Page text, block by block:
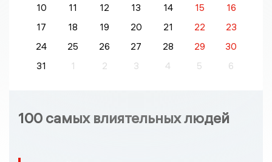
10
11 12 13 14 15
16
17
18 19 20 21 22
23
24
25 26 27 28 29
30
31
1 2 3 4 5 6
100 самых влиятельных людей